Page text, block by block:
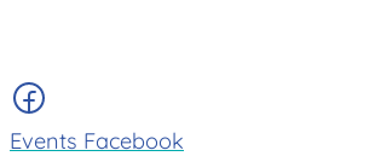
Events Facebook